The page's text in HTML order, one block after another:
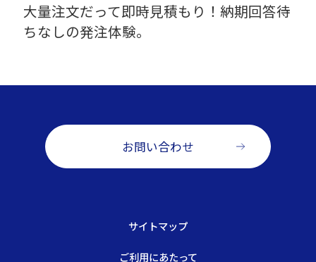
大量注文だって即時見積もり！納期回答待
ちなしの発注体験。
サイトマップ
ご利用にあたって
お問い合わせ